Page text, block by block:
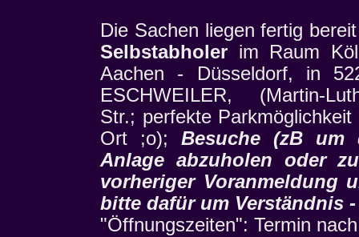
Die Sachen liegen fertig
Selbstabholer im Raum
Aachen - Düsseldorf, in
ESCHWEILER, (Martin-
Str.; perfekte Parkmöglichkeit
Ort ;o); Besuche (zB um
Anlage abzuholen oder
vorheriger Voranmeldung
bitte dafür um Verständnis -
"Öffnungszeiten": Termin